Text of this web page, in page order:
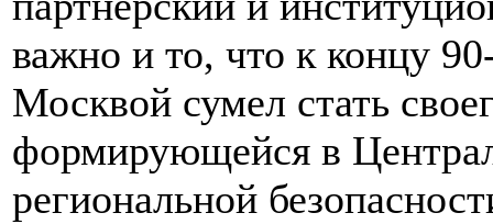
важно и то, что к концу
Москвой сумел стать
формирующейся в
региональной